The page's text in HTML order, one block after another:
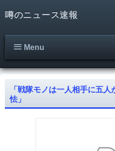
噂のニュース速報
Menu
「戦隊モノは一人相手に五
怯」